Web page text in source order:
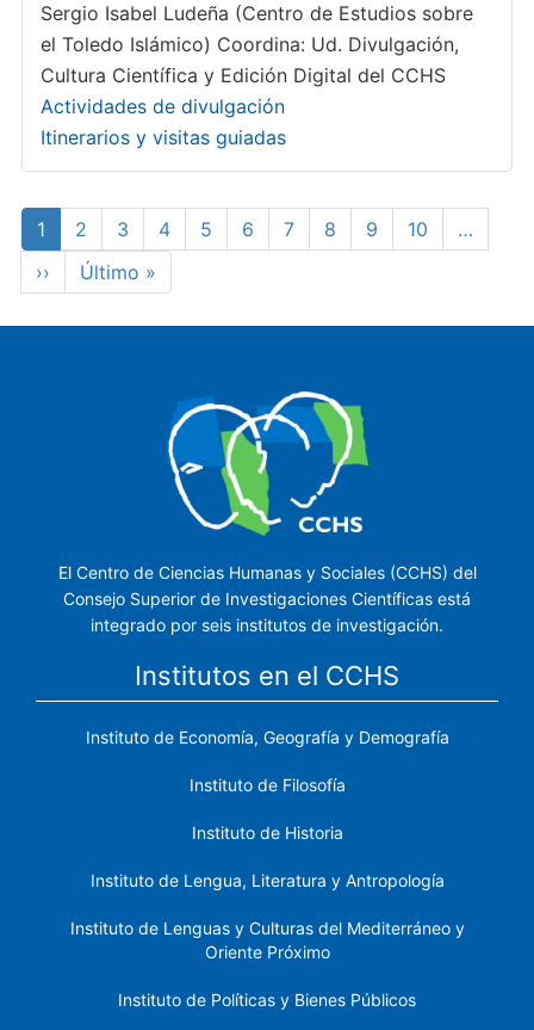
Sergio Isabel Ludeña (Centro de Estudios sobre
el Toledo Islámico) Coordina: Ud. Divulgación,
Cultura Científica y Edición Digital del CCHS
Actividades de divulgación
Itinerarios y visitas guiadas
Paginación
Página
actual
1 Page
2 Page
3 Page
4 Page
5 Page
6 Page
7 Page
8 Page
9 Page
10
…
Siguiente
página
››
Última
página
Último »
El Centro de Ciencias Humanas y Sociales (CCHS) del
Consejo Superior de Investigaciones Científicas está
integrado por seis institutos de investigación.
Institutos en el CCHS
Instituto de Economía, Geografía y Demografía
Instituto de Filosofía
Instituto de Historia
Instituto de Lengua, Literatura y Antropología
Instituto de Lenguas y Culturas del Mediterráneo y
Oriente Próximo
Instituto de Políticas y Bienes Públicos